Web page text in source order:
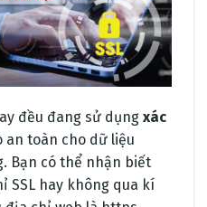
đều đang sử dụng xác
an toàn cho dữ liệu
Bạn có thể nhận biết
SSL hay không qua kí